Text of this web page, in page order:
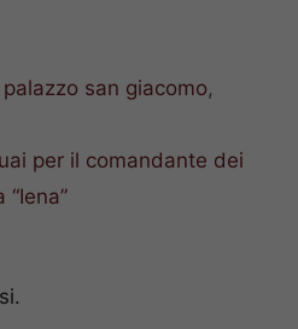
palazzo san giacomo,
per il comandante dei